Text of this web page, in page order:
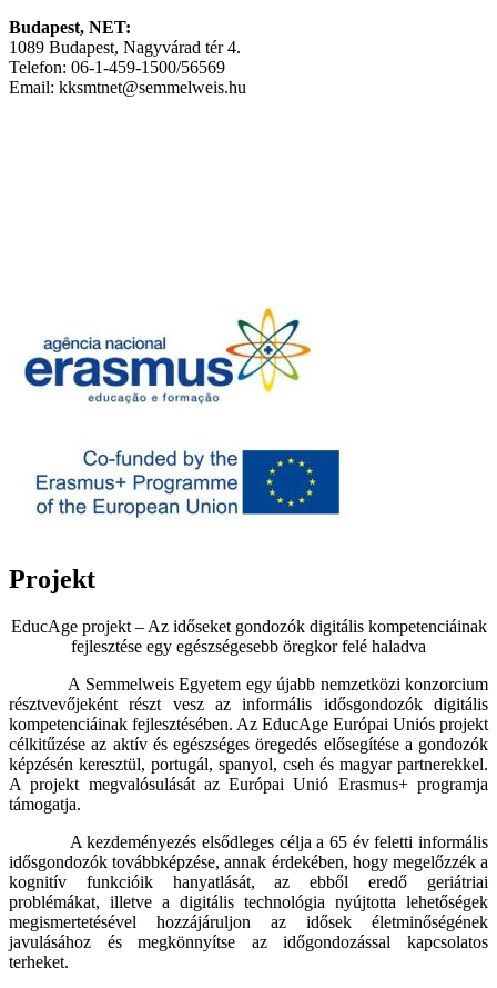
Budapest, NET:
1089 Budapest, Nagyvárad tér 4.
Telefon: 06-1-459-1500/56569
Email: kksmtnet@semmelweis.hu
Projekt
EducAge projekt – Az időseket gondozók digitális kompetenciáinak
fejlesztése egy egészségesebb öregkor felé haladva
A Semmelweis Egyetem egy újabb nemzetközi konzorcium
résztvevőjeként részt vesz az informális idősgondozók digitális
kompetenciáinak fejlesztésében. Az EducAge Európai Uniós projekt
célkitűzése az aktív és egészséges öregedés elősegítése a gondozók
képzésén keresztül, portugál, spanyol, cseh és magyar partnerekkel.
A projekt megvalósulását az Európai Unió Erasmus+ programja
támogatja.
A kezdeményezés elsődleges célja a 65 év feletti informális
idősgondozók továbbképzése, annak érdekében, hogy megelőzzék a
kognitív funkcióik hanyatlását, az ebből eredő geriátriai
problémákat, illetve a digitális technológia nyújtotta lehetőségek
megismertetésével hozzájáruljon az idősek életminőségének
javulásához és megkönnyítse az időgondozással kapcsolatos
terheket.